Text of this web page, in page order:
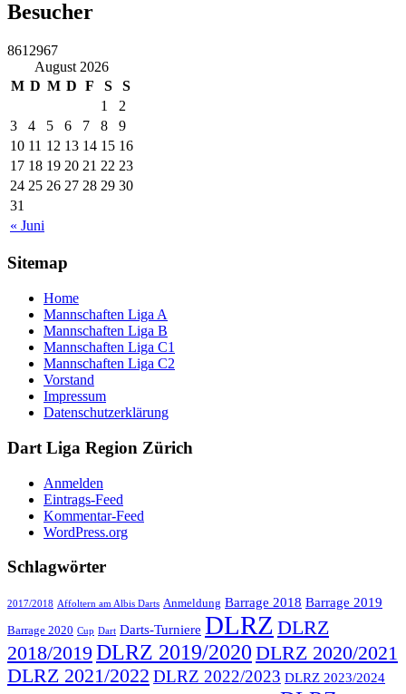
Besucher
8612967
August 2026
M D M D F S S
« Juni
1
2
3
4 5 6 7 8
9
10 11 12 13 14 15 16
17 18 19 20 21 22 23
24 25 26 27 28 29 30
31
Sitemap
Home
Mannschaften Liga A
Mannschaften Liga B
Mannschaften Liga C1
Mannschaften Liga C2
Vorstand
Impressum
Datenschutzerklärung
Dart Liga Region Zürich
Anmelden
Eintrags-Feed
Kommentar-Feed
WordPress.org
Schlagwörter
2017/2018 Affoltern am Albis Darts Anmeldung Barrage 2018 Barrage 2019
Barrage 2020 Cup Dart Darts-Turniere DLRZ DLRZ
2018/2019 DLRZ 2019/2020 DLRZ 2020/2021
DLRZ 2021/2022 DLRZ 2022/2023 DLRZ 2023/2024